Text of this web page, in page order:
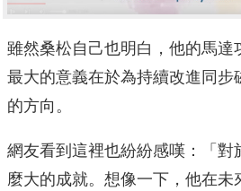
雖然桑松自己也明白，他的馬達
最大的意義在於為持續改進同步
的方向。
網友看到這裡也紛紛感嘆：「對
麼大的成就。想像一下，他在未